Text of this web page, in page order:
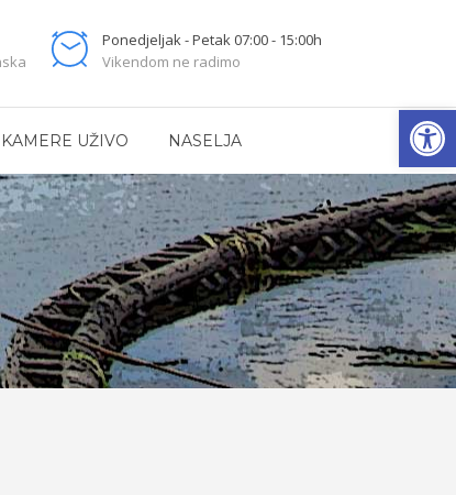
Ponedjeljak - Petak 07:00 - 15:00h
Vikendom ne radimo
KAMERE UŽIVO NASELJA